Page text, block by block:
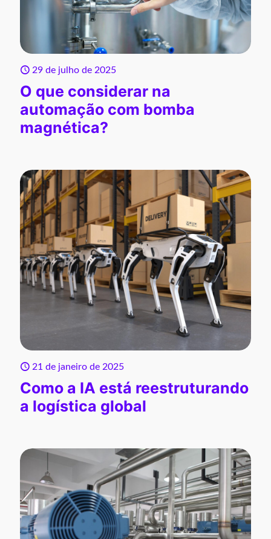
29 de julho de 2025
O que considerar na
automação com bomba
magnética?
21 de janeiro de 2025
Como a IA está reestruturando
a logística global